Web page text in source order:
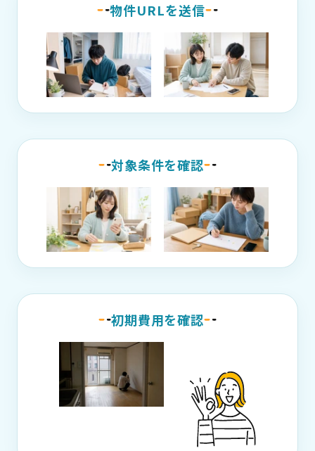
物件URLを送信
対象条件を確認
初期費用を確認